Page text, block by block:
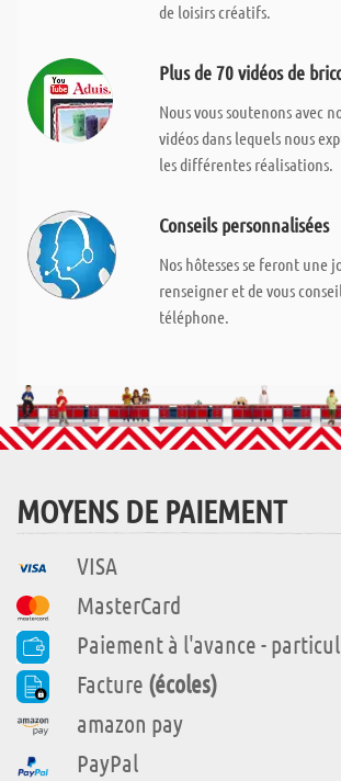
de loisirs créatifs.
Plus de 70 vidéos de
Nous vous soutenons avec
vidéos dans lequels nous
les différentes réalisations.
Conseils personnalisées
Nos hôtesses se feront une
renseigner et de vous
téléphone.
MOYENS DE PAIEMENT
VISA
MasterCard
Paiement à l'avance -
Facture (écoles)
amazon pay
PayPal